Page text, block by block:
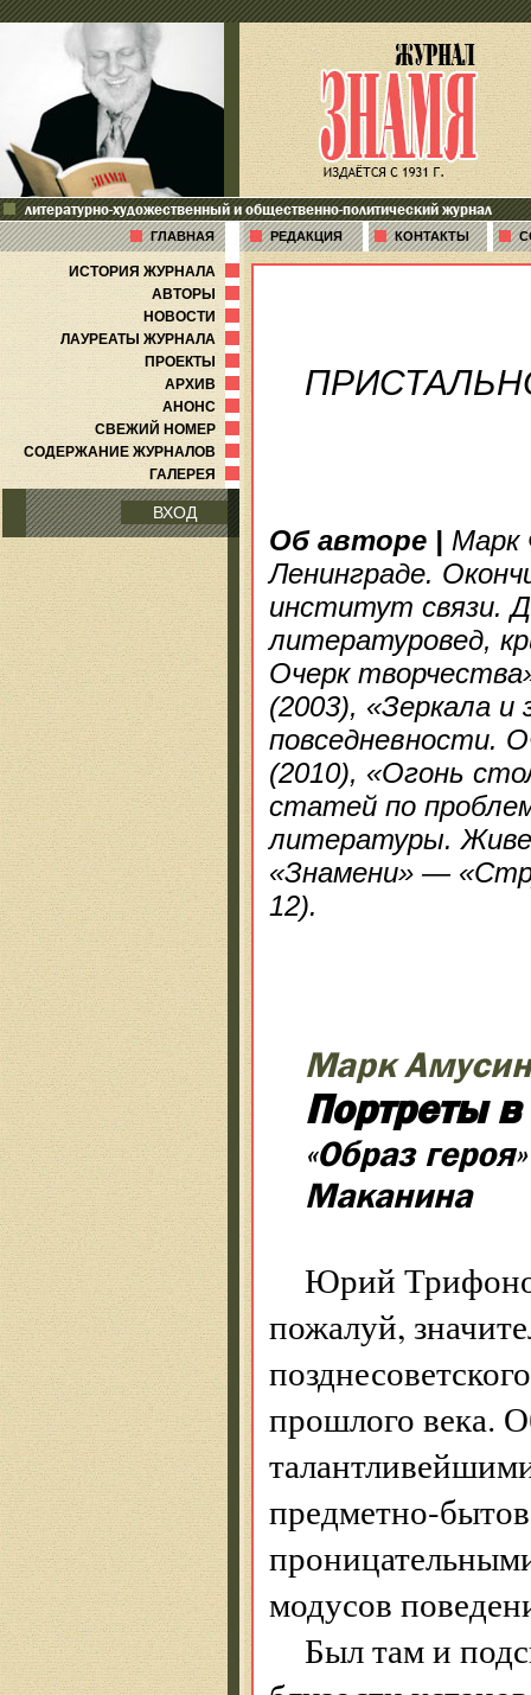
литературно-художественный и общественно-политический журнал
ГЛАВНАЯ РЕДАКЦИЯ КОНТАКТЫ
ИСТОРИЯ ЖУРНАЛА
АВТОРЫ
НОВОСТИ
ЛАУРЕАТЫ ЖУРНАЛА
ПРОЕКТЫ
АРХИВ
АНОНС
СВЕЖИЙ НОМЕР
СОДЕРЖАНИЕ ЖУРНАЛОВ
ГАЛЕРЕЯ
ВХОД
Об авторе | Марк
Ленинграде.
институт связи.
литературовед,
Очерк
(2003), «Зеркала и
повседневности.
(2010), «Огонь
статей по
литературы.
«Знамени» —
12).
Марк Амусин
Портреты в
«Образ
Маканина
Юрий
пожалуй,
прош­лого века.
предметно-
модусов
Был там и